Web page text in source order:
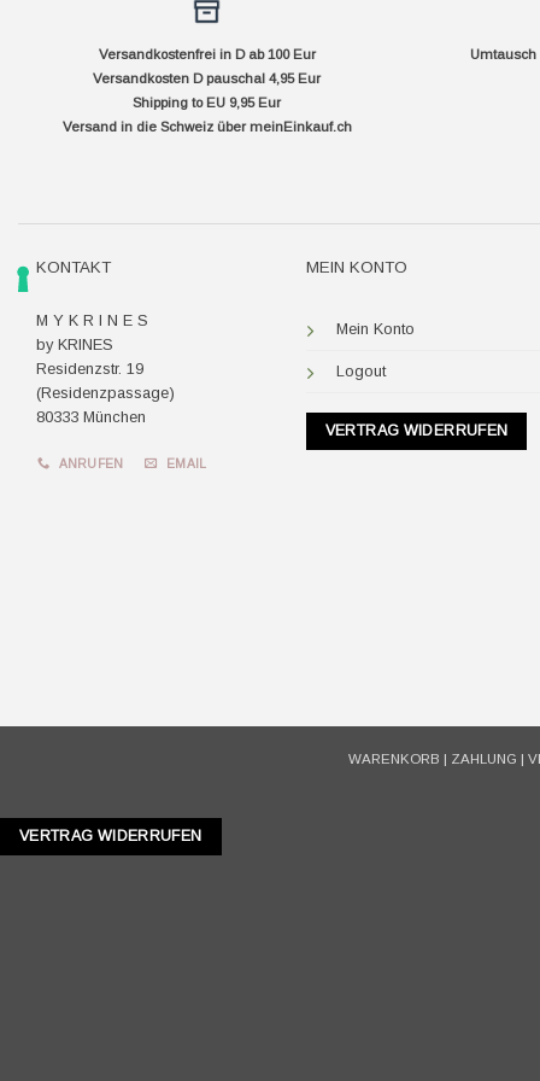
Versandkostenfrei in D ab 100 Eur
Versandkosten D pauschal 4,95 Eur
Shipping to EU 9,95 Eur
Versand in die Schweiz über meinEinkauf.ch
Umtausch
KONTAKT
M Y K R I N E S
by KRINES
Residenzstr. 19
(Residenzpassage)
80333 München
ANRUFEN EMAIL
MEIN KONTO
Mein Konto
Logout
VERTRAG WIDERRUFEN
WARENKORB | ZAHLUNG |
VERTRAG WIDERRUFEN